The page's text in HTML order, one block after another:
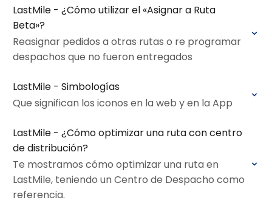
LastMile - ¿Cómo utilizar el «Asignar a Ruta
Beta»?
Reasignar pedidos a otras rutas o re programar
despachos que no fueron entregados
LastMile - Simbologías
Que significan los iconos en la web y en la App
LastMile - ¿Cómo optimizar una ruta con centro
de distribución?
Te mostramos cómo optimizar una ruta en
LastMile, teniendo un Centro de Despacho como
referencia.